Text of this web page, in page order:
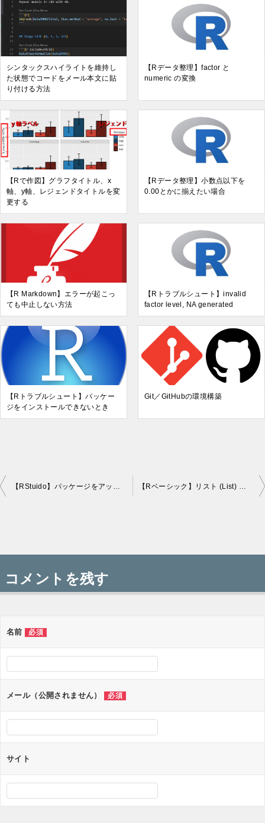
シンタックスハイライトを維持し
た状態でコードをメール本文に貼
り付ける方法
【Rデータ整理】factor と
numeric の変換
【Rで作図】グラフタイトル、x
軸、y軸、レジェンドタイトルを変
更する
【Rデータ整理】小数点以下を
0.00とかに揃えたい場合
【R Markdown】エラーが起こっ
ても中止しない方法
【Rトラブルシュート】invalid
factor level, NA generated
【Rトラブルシュート】パッケー
ジをインストールできないとき
Git／GitHubの環境構築
投
稿
ナ
ゲ
シ
ョ
【RStuido】パッケージをアップデート 【Rベーシック】リスト (List) を他の型に変換：unlist()
コメントを残す
名前 必須
メール（公開されません） 必須
サイト